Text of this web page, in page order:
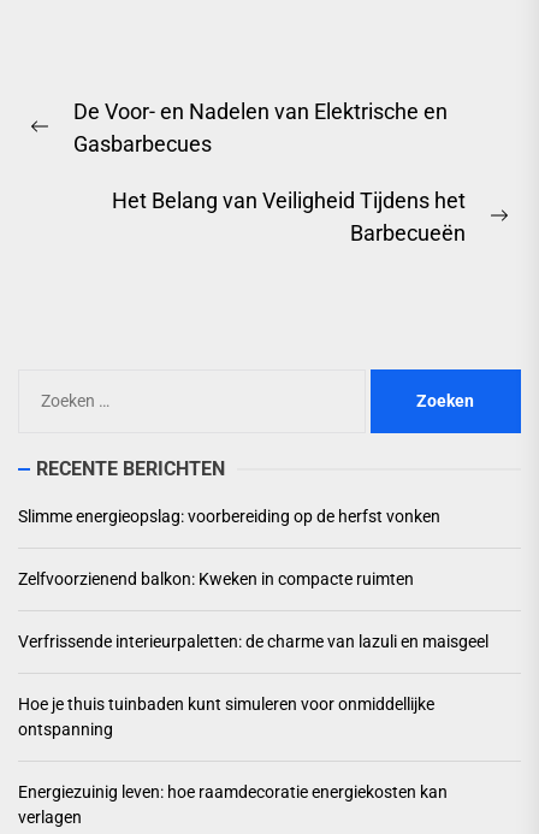
Previous
De Voor- en Nadelen van Elektrische en
Gasbarbecues
Het Belang van Veiligheid Tijdens het
Barbecueën
naar:
RECENTE BERICHTEN
Slimme energieopslag: voorbereiding op de herfst vonken
Zelfvoorzienend balkon: Kweken in compacte ruimten
Verfrissende interieurpaletten: de charme van lazuli en maisgeel
Hoe je thuis tuinbaden kunt simuleren voor onmiddellijke
ontspanning
Energiezuinig leven: hoe raamdecoratie energiekosten kan
verlagen